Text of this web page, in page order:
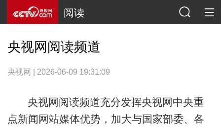
阅读
央视网阅读频道
央视网 | 2026-06-09 19:31:09
央视网阅读频道充分发挥央视网中央重
点新闻网站媒体优势，加大与国家部委、各